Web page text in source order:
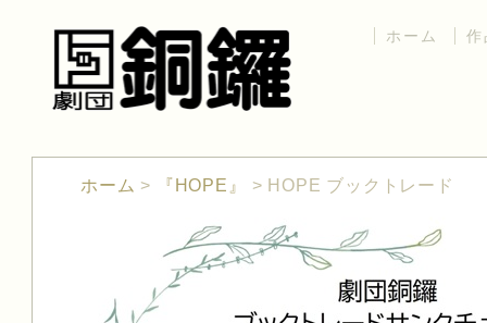
ホーム 作
ホーム > 『HOPE』 > HOPE ブックトレード